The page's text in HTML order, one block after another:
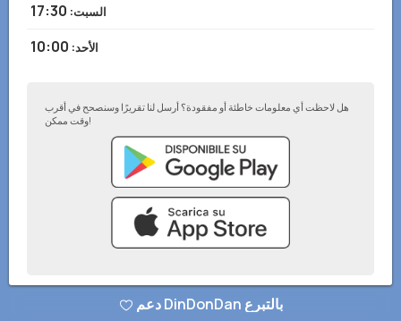
السبت:
17:30
الأحد:
10:00
هل لاحظت أي معلومات خاطئة أو مفقودة؟ أرسل لنا تقريرًا وسنصحح في أقرب
وقت ممكن!
© تطبيق DinDonDan 2026– أضف إلى موقعك الإلكتروني
دعم DinDonDan بالتبرع